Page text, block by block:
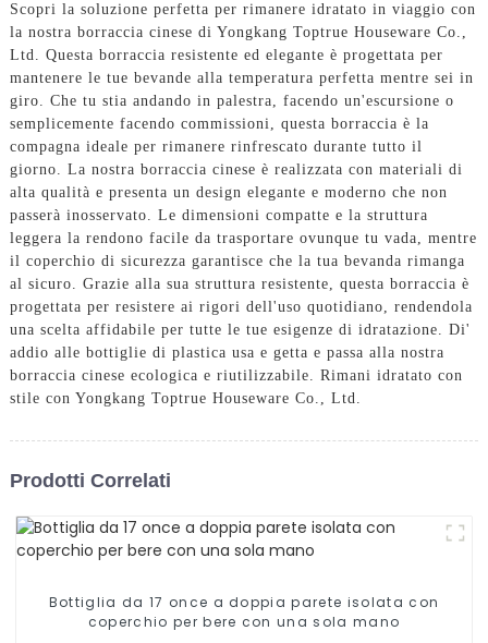
Scopri la soluzione perfetta per rimanere idratato in viaggio con
la nostra borraccia cinese di Yongkang Toptrue Houseware Co.,
Ltd. Questa borraccia resistente ed elegante è progettata per
mantenere le tue bevande alla temperatura perfetta mentre sei in
giro. Che tu stia andando in palestra, facendo un'escursione o
semplicemente facendo commissioni, questa borraccia è la
compagna ideale per rimanere rinfrescato durante tutto il
giorno. La nostra borraccia cinese è realizzata con materiali di
alta qualità e presenta un design elegante e moderno che non
passerà inosservato. Le dimensioni compatte e la struttura
leggera la rendono facile da trasportare ovunque tu vada, mentre
il coperchio di sicurezza garantisce che la tua bevanda rimanga
al sicuro. Grazie alla sua struttura resistente, questa borraccia è
progettata per resistere ai rigori dell'uso quotidiano, rendendola
una scelta affidabile per tutte le tue esigenze di idratazione. Di'
addio alle bottiglie di plastica usa e getta e passa alla nostra
borraccia cinese ecologica e riutilizzabile. Rimani idratato con
stile con Yongkang Toptrue Houseware Co., Ltd.
Prodotti Correlati
Bottiglia da 17 once a doppia parete isolata con
coperchio per bere con una sola mano